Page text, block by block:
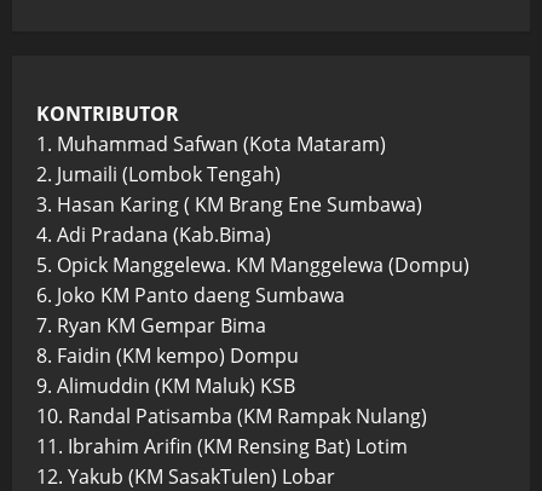
KONTRIBUTOR
1. Muhammad Safwan (Kota Mataram)
2. Jumaili (Lombok Tengah)
3. Hasan Karing ( KM Brang Ene Sumbawa)
4. Adi Pradana (Kab.Bima)
5. Opick Manggelewa. KM Manggelewa (Dompu)
6. Joko KM Panto daeng Sumbawa
7. Ryan KM Gempar Bima
8. Faidin (KM kempo) Dompu
9. Alimuddin (KM Maluk) KSB
10. Randal Patisamba (KM Rampak Nulang)
11. Ibrahim Arifin (KM Rensing Bat) Lotim
12. Yakub (KM SasakTulen) Lobar